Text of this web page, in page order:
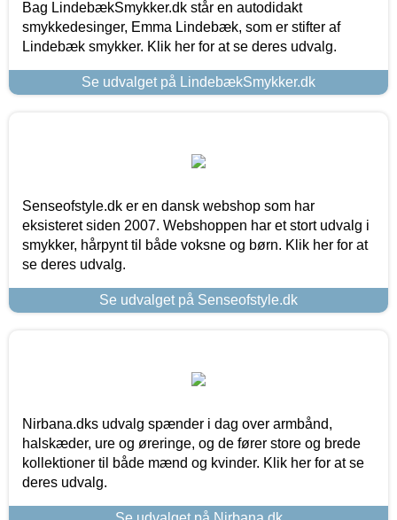
Bag LindebækSmykker.dk står en autodidakt
smykkedesinger, Emma Lindebæk, som er stifter af
Lindebæk smykker. Klik her for at se deres udvalg.
Se udvalget på LindebækSmykker.dk
Senseofstyle.dk er en dansk webshop som har
eksisteret siden 2007. Webshoppen har et stort udvalg i
smykker, hårpynt til både voksne og børn. Klik her for at
se deres udvalg.
Se udvalget på Senseofstyle.dk
Nirbana.dks udvalg spænder i dag over armbånd,
halskæder, ure og øreringe, og de fører store og brede
kollektioner til både mænd og kvinder. Klik her for at se
deres udvalg.